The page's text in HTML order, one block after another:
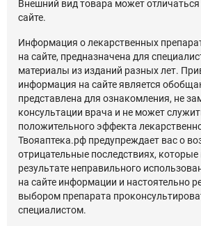
Внешний вид товара может
сайте.
Информация о лекарственных
на сайте, предназначена для
материалы из изданий разных лет.
информация на сайте является
представлена для ознакомления, не
консультации врача и не может
положительного эффекта
Твояаптека.рф предупреждает вас о
отрицательные последствиях, которые
результате неправильного
на сайте информации и настоятельно
выбором препарата
специалистом.